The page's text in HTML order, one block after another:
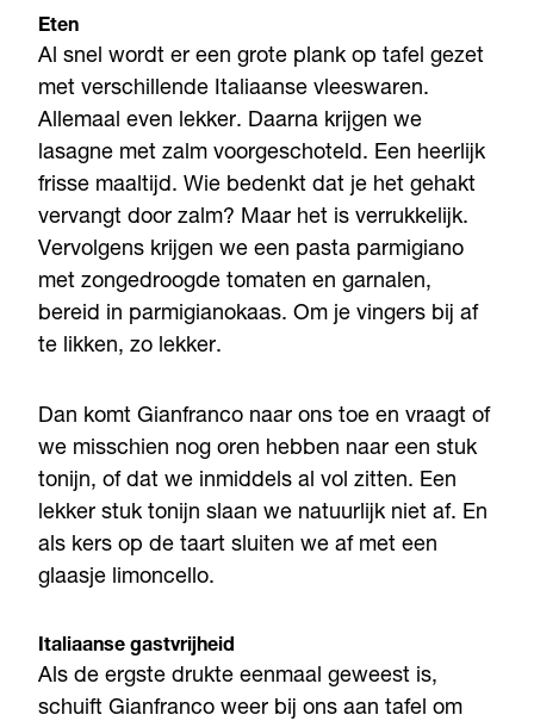
Eten
Al snel wordt er een grote plank op tafel gezet
met verschillende Italiaanse vleeswaren.
Allemaal even lekker. Daarna krijgen we
lasagne met zalm voorgeschoteld. Een heerlijk
frisse maaltijd. Wie bedenkt dat je het gehakt
vervangt door zalm? Maar het is verrukkelijk.
Vervolgens krijgen we een pasta parmigiano
met zongedroogde tomaten en garnalen,
bereid in parmigianokaas. Om je vingers bij af
te likken, zo lekker.
Dan komt Gianfranco naar ons toe en vraagt of
we misschien nog oren hebben naar een stuk
tonijn, of dat we inmiddels al vol zitten. Een
lekker stuk tonijn slaan we natuurlijk niet af. En
als kers op de taart sluiten we af met een
glaasje limoncello.
Italiaanse gastvrijheid
Als de ergste drukte eenmaal geweest is,
schuift Gianfranco weer bij ons aan tafel om